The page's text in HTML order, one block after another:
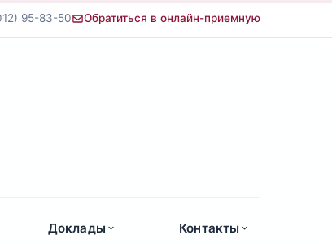
95-83-50 Обратиться в онлайн-приемную
Доклады Контакты